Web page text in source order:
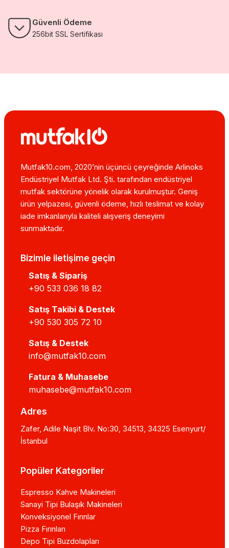
Güvenli Ödeme
256bit SSL Sertifikası
Mutfak10.com, 2020’nin üçüncü çeyreğinde Arlinoks
Endüstriyel Mutfak Ltd. Şti. tarafından endüstriyel
mutfak sektörüne yönelik olarak kurulmuştur. Geniş
ürün yelpazesi, güvenli ödeme, hızlı teslimat ve kolay
iade imkanlarıyla kaliteli alışveriş deneyimi
sunmaktadır.
Bizimle iletişime geçin
Satış & Sipariş
+90 533 036 18 82
Satış Takibi & Destek
+90 530 305 72 10
Satış & Destek
info@mutfak10.com
Fatura & Muhasebe
muhasebe@mutfak10.com
Adres
Zafer, Adile Naşit Blv. No:30, 34513, 34325 Esenyurt/
İstanbul
Popüler Kategoriler
Espresso Kahve Makineleri
Sanayi Tipi Bulaşık Makineleri
Konveksiyonel Fırınlar
Pizza Fırınları
Depo Tipi Buzdolapları